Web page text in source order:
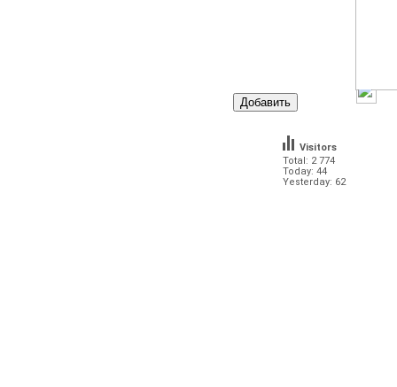
Total: 2 774
Today: 44
Yesterday: 62
Visitors